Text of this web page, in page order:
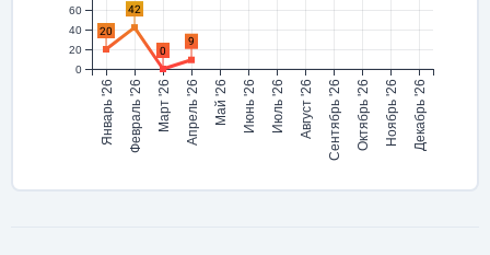
60
40
20
0
Январь '26 Февраль '26 Март '26 Апрель '26 Май '26 Июнь '26 Июль '26 Август '26 Сентябрь '26 Октябрь '26 Ноябрь '26 Декабрь '26
20
42
0
9